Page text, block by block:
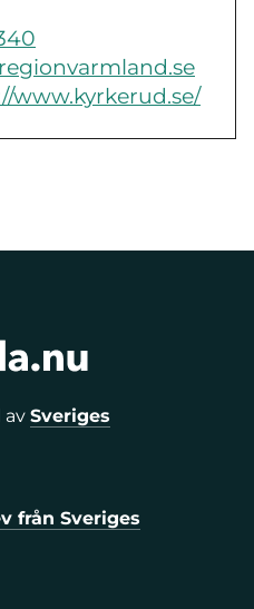
www.kyrkerud.se/
av Sveriges
från Sveriges